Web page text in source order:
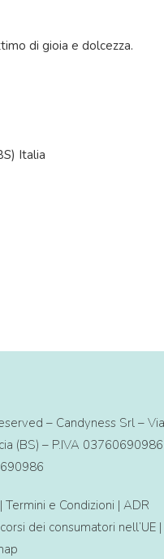
di gioia e dolcezza.
Italia
– Candyness Srl – Via
(BS) – P.IVA
| Termini e Condizioni | ADR
dei consumatori nell’UE |